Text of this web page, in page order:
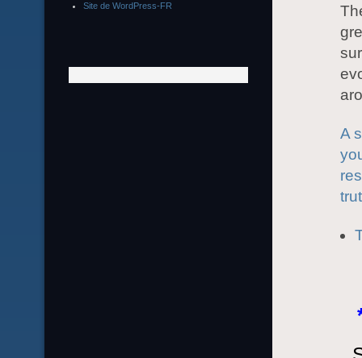
A
Site de WordPress-FR